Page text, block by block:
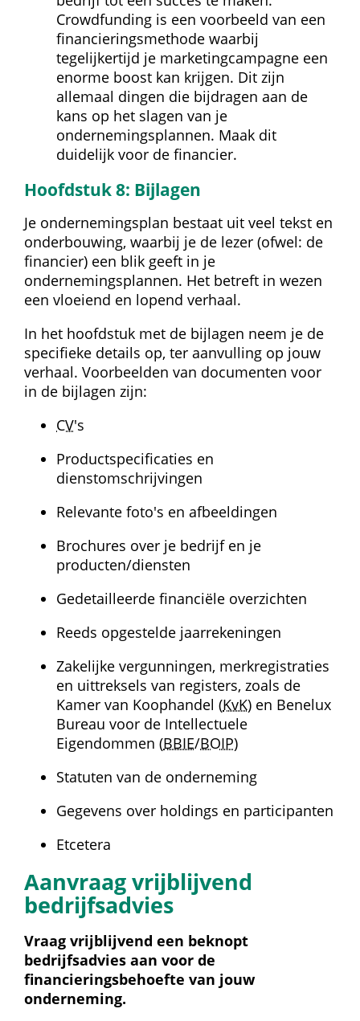
Crowdfunding is een voorbeeld van een
financieringsmethode waarbij
tegelijkertijd je marketingcampagne een
enorme boost kan krijgen. Dit zijn
allemaal dingen die bijdragen aan de
kans op het slagen van je
ondernemingsplannen. Maak dit
duidelijk voor de financier.
Hoofdstuk 8: Bijlagen
Je ondernemingsplan bestaat uit veel tekst en
onderbouwing, waarbij je de lezer (ofwel: de
financier) een blik geeft in je
ondernemingsplannen. Het betreft in wezen
een vloeiend en lopend verhaal.
In het hoofdstuk met de bijlagen neem je de
specifieke details op, ter aanvulling op jouw
verhaal. Voorbeelden van documenten voor
in de bijlagen zijn:
CV's
Productspecificaties en
dienstomschrijvingen
Relevante foto's en afbeeldingen
Brochures over je bedrijf en je
producten/diensten
Gedetailleerde financiële overzichten
Reeds opgestelde jaarrekeningen
Zakelijke vergunningen, merkregistraties
en uittreksels van registers, zoals de
Kamer van Koophandel (KvK) en Benelux
Bureau voor de Intellectuele
Eigendommen (BBIE/BOIP)
Statuten van de onderneming
Gegevens over holdings en participanten
Etcetera
Aanvraag vrijblijvend
bedrijfsadvies
Vraag vrijblijvend een beknopt
bedrijfsadvies aan voor de
financieringsbehoefte van jouw
onderneming.